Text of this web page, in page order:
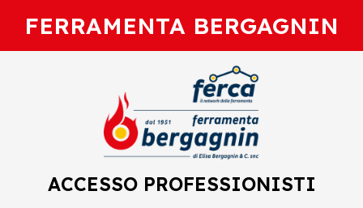
FERRAMENTA BERGAGNIN
ACCESSO PROFESSIONISTI